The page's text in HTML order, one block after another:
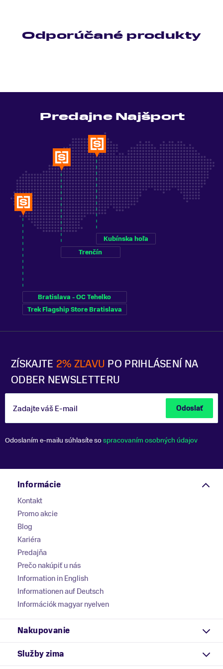
Odporúčané produkty
ZÍSKAJTE 2% ZĽAVU PO PRIHLÁSENÍ NA
ODBER NEWSLETTERU
Zadajte váš E-mail Odoslať
Odoslaním e-mailu súhlasíte sospracovaním osobných údajov
Predajne Najšport
Bratislava - OC Tehelko
Trek Flagship Store Bratislava
Trenčín
Kubínska hoľa
Informácie
Kontakt
Promo akcie
Blog
Kariéra
Predajňa
Prečo nakúpiť u nás
Information in English
Informationen auf Deutsch
Információk magyar nyelven
Nakupovanie
Služby zima